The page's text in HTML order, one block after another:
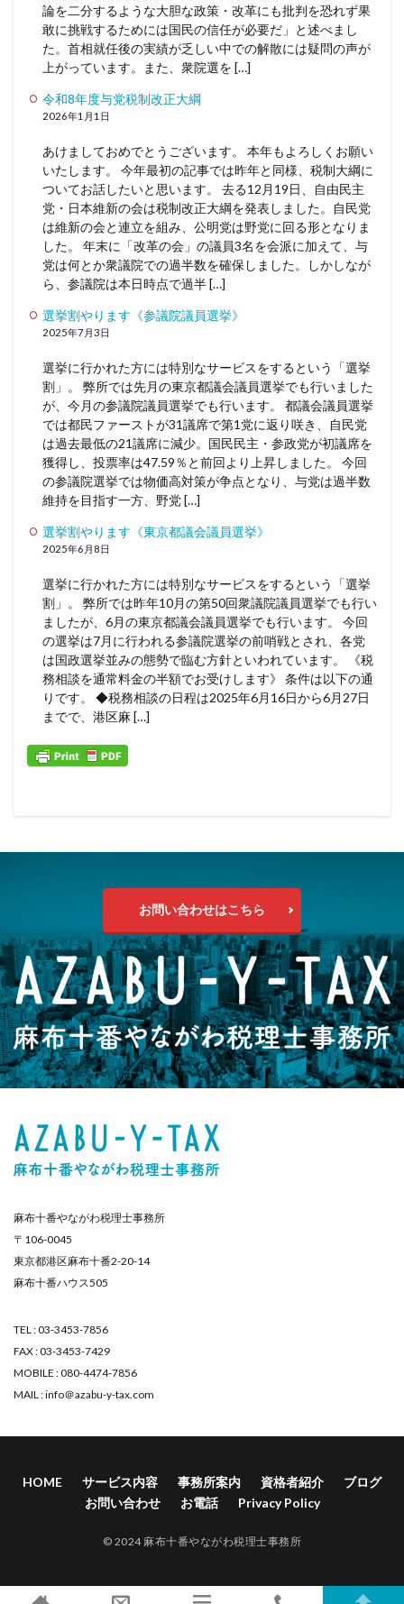
論を二分するような大胆な政策・改革にも批判を恐れず果
敢に挑戦するためには国民の信任が必要だ」と述べまし
た。首相就任後の実績が乏しい中での解散には疑問の声が
上がっています。また、衆院選を […]
令和8年度与党税制改正大綱
2026年1月1日
あけましておめでとうございます。 本年もよろしくお願い
いたします。 今年最初の記事では昨年と同様、税制大綱に
ついてお話したいと思います。 去る12月19日、自由民主
党・日本維新の会は税制改正大綱を発表しました。自民党
は維新の会と連立を組み、公明党は野党に回る形となりま
した。 年末に「改革の会」の議員3名を会派に加えて、与
党は何とか衆議院での過半数を確保しました。しかしなが
ら、参議院は本日時点で過半 […]
選挙割やります《参議院議員選挙》
2025年7月3日
選挙に行かれた方には特別なサービスをするという「選挙
割」。 弊所では先月の東京都議会議員選挙でも行いました
が、今月の参議院議員選挙でも行います。 都議会議員選挙
では都民ファーストが31議席で第1党に返り咲き、自民党
は過去最低の21議席に減少。国民民主・参政党が初議席を
獲得し、投票率は47.59％と前回より上昇しました。 今回
の参議院選挙では物価高対策が争点となり、与党は過半数
維持を目指す一方、野党 […]
選挙割やります《東京都議会議員選挙》
2025年6月8日
選挙に行かれた方には特別なサービスをするという「選挙
割」。 弊所では昨年10月の第50回衆議院議員選挙でも行い
ましたが、6月の東京都議会議員選挙でも行います。 今回
の選挙は7月に行われる参議院選挙の前哨戦とされ、各党
は国政選挙並みの態勢で臨む方針といわれています。 《税
務相談を通常料金の半額でお受けします》 条件は以下の通
りです。 ◆税務相談の日程は2025年6月16日から6月27日
までで、港区麻 […]
お問い合わせはこちら
麻布十番やながわ税理士事務所
〒106-0045
東京都港区麻布十番2-20-14
麻布十番ハウス505
TEL : 03-3453-7856
FAX : 03-3453-7429
MOBILE : 080-4474-7856
MAIL : info＠azabu-y-tax.com
HOME サービス内容 事務所案内 資格者紹介
ブログ
お問い合わせ
お電話 Privacy Policy
© 2024 麻布十番やながわ税理士事務所